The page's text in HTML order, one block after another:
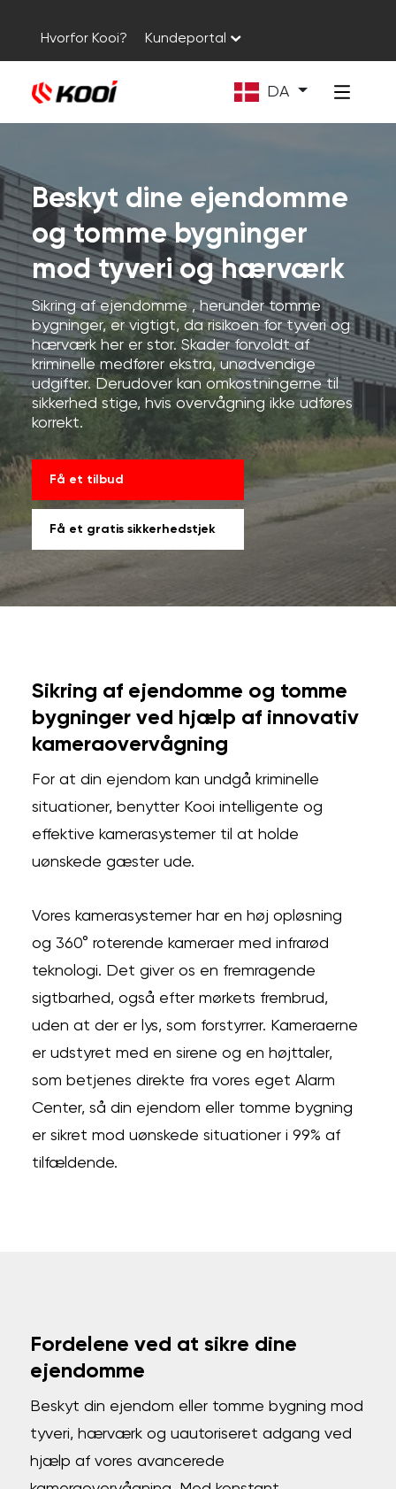
Hvorfor Kooi? Kundeportal
DA
Beskyt dine ejendomme
og tomme bygninger
mod tyveri og hærværk
Sikring af ejendomme , herunder tomme
bygninger, er vigtigt, da risikoen for tyveri og
hærværk her er stor. Skader forvoldt af
kriminelle medfører ekstra, unødvendige
udgifter. Derudover kan omkostningerne til
sikkerhed stige, hvis overvågning ikke udføres
korrekt.
Få et tilbud
Få et gratis sikkerhedstjek
Sikring af ejendomme og tomme
bygninger ved hjælp af innovativ
kameraovervågning
For at din ejendom kan undgå kriminelle
situationer, benytter Kooi intelligente og
effektive kamerasystemer til at holde
uønskede gæster ude.
Vores kamerasystemer har en høj opløsning
og 360° roterende kameraer med infrarød
teknologi. Det giver os en fremragende
sigtbarhed, også efter mørkets frembrud,
uden at der er lys, som forstyrrer. Kameraerne
er udstyret med en sirene og en højttaler,
som betjenes direkte fra vores eget Alarm
Center, så din ejendom eller tomme bygning
er sikret mod uønskede situationer i 99% af
tilfældende.
Fordelene ved at sikre dine
ejendomme
Beskyt din ejendom eller tomme bygning mod
tyveri, hærværk og uautoriseret adgang ved
hjælp af vores avancerede